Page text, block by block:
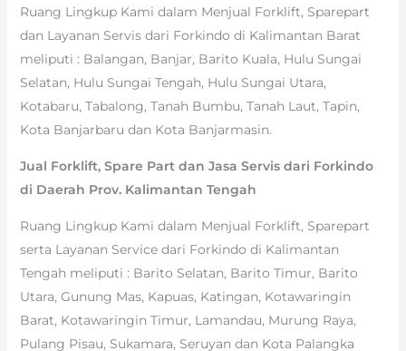
Ruang Lingkup Kami dalam Menjual Forklift, Sparepart
dan Layanan Servis dari Forkindo di Kalimantan Barat
meliputi : Balangan, Banjar, Barito Kuala, Hulu Sungai
Selatan, Hulu Sungai Tengah, Hulu Sungai Utara,
Kotabaru, Tabalong, Tanah Bumbu, Tanah Laut, Tapin,
Kota Banjarbaru dan Kota Banjarmasin.
Jual Forklift, Spare Part dan Jasa Servis dari Forkindo
di Daerah Prov. Kalimantan Tengah
Ruang Lingkup Kami dalam Menjual Forklift, Sparepart
serta Layanan Service dari Forkindo di Kalimantan
Tengah meliputi : Barito Selatan, Barito Timur, Barito
Utara, Gunung Mas, Kapuas, Katingan, Kotawaringin
Barat, Kotawaringin Timur, Lamandau, Murung Raya,
Pulang Pisau, Sukamara, Seruyan dan Kota Palangka